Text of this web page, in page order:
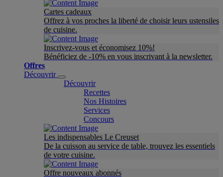
Cartes cadeaux
Offrez à vos proches la liberté de choisir leurs ustensiles
de cuisine.
Inscrivez-vous et économisez 10%!
Bénéficiez de -10% en vous inscrivant à la newsletter.
Offres
Découvrir
Découvrir
Recettes
Nos Histoires
Services
Concours
Les indispensables Le Creuset
De la cuisson au service de table, trouvez les essentiels
de votre cuisine.
Offre nouveaux abonnés